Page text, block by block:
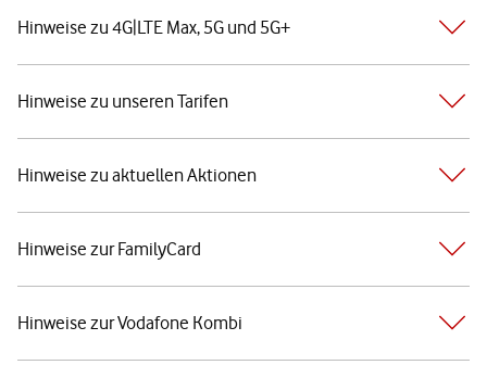
Hinweise zu 4G|LTE Max, 5G und 5G+
Hinweise zu unseren Tarifen
Hinweise zu aktuellen Aktionen
Hinweise zur FamilyCard
Hinweise zur Vodafone Kombi